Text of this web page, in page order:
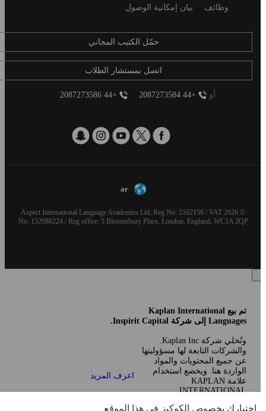
اختيارك بخصوص الكوكيز في هذا الموقع
وظائف
بيان إمكانية الوصول
حمّل الكتيب المجاني
اتصل بمستشار الطلاب
+44 2087273584
+44 2087273586
ar
© 2026 Aspect International Language Academies Ltd, Reg No: 2162156 / VAT
No: 152088224 / Reg office: 5 Bloomsbury Place, London, England, WC1A 2QP
تم بيع Kaplan International
Languages إلى شركة Inspirit Capital.
وتُخلي شركة Kaplan Inc.
والشركات التابعة لها مسؤوليتها
عن جميع المحتويات والمواد
الواردة هنا. ويخضع استخدام
علامة KAPLAN
INTERNATIONAL
اعرف المزيد